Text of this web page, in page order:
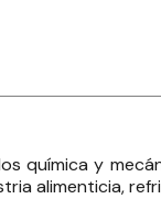
química y
alimenticia,